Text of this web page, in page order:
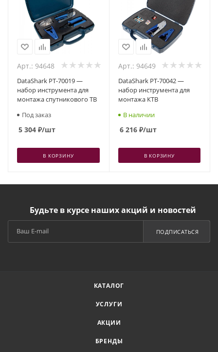
Арт.: 94648
DataShark PT-70019 —
набор инструмента для
монтажа спутникового ТВ
Под заказ
5 304 ₽/шт
В КОРЗИНУ
Арт.: 94649
DataShark PT-70042 —
набор инструмента для
монтажа КТВ
В наличии
6 216₽/шт
В КОРЗИНУ
Будьте в курсе наших акций и новостей
ПОДПИСАТЬСЯ
КАТАЛОГ
УСЛУГИ
АКЦИИ
БРЕНДЫ